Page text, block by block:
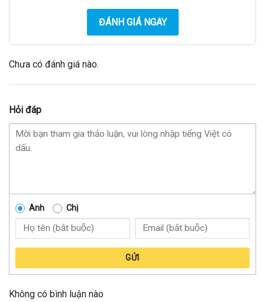
ĐÁNH GIÁ NGAY
Chưa có đánh giá nào.
Hỏi đáp
Anh Chị
GỬI
Không có bình luận nào